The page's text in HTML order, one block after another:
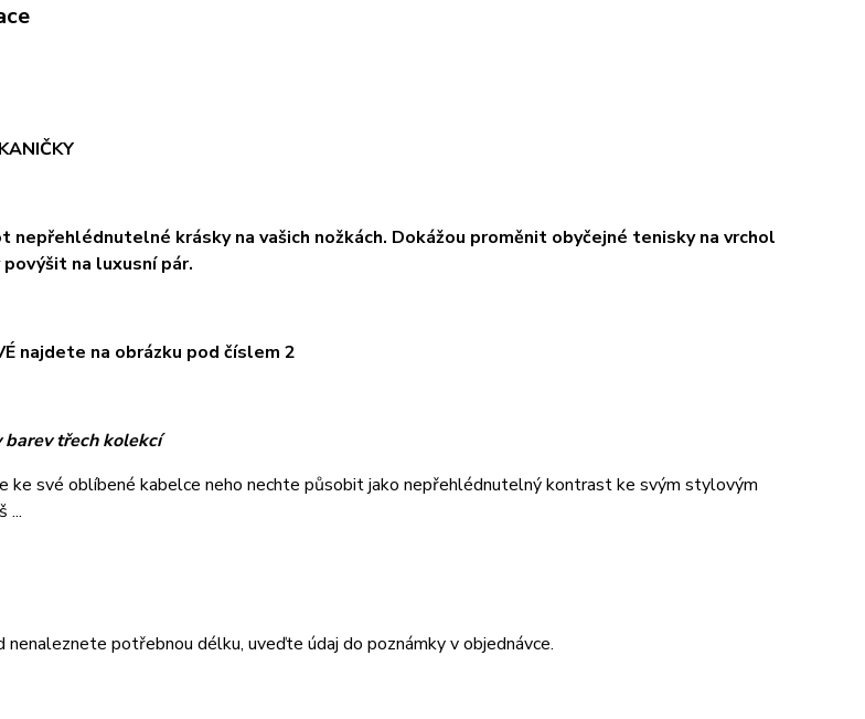
nepřehlédnutelné krásky na vašich nožkách. Dokážou proměnit obyčejné tenisky na vrchol
na luxusní pár.
najdete na obrázku pod číslem 2
barev třech kolekcí
ke své oblíbené kabelce neho nechte působit jako nepřehlédnutelný kontrast ke svým stylovým
...
nenaleznete potřebnou délku, uveďte údaj do poznámky v objednávce.